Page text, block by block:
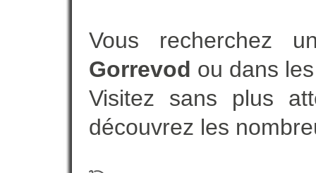
Vous recherchez
Gorrevod ou dans
Visitez sans plus
découvrez les